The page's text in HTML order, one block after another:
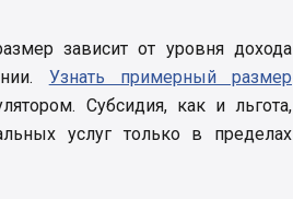
зависит от уровня дохода
Узнать примерный размер
Субсидия, как и льгота,
услуг только в пределах